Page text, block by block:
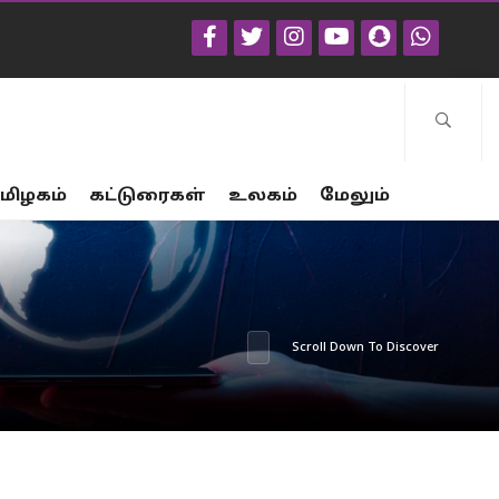
கட்டுரைகள் உலகம் மேலும்
Scroll Down To Discover